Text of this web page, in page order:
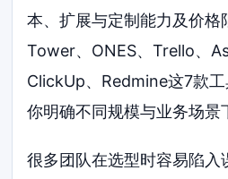
本、扩展与定制能力及价格
Tower、ONES、Trello、
ClickUp、Redmine这7款
你明确不同规模与业务场景
很多团队在选型时容易陷入